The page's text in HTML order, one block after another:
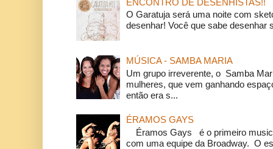
O Garatuja será uma noite com
desenhar! Você que sabe desenhar
MÚSICA - SAMBA MARIA
Um grupo irreverente, o Samba
mulheres, que vem ganhando
então era s...
ÉRAMOS GAYS
Éramos Gays é o primeiro
com uma equipe da Broadway. O